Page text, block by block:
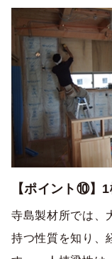
【ポイント⑩】
寺島製材所では、
持つ性質を知り、